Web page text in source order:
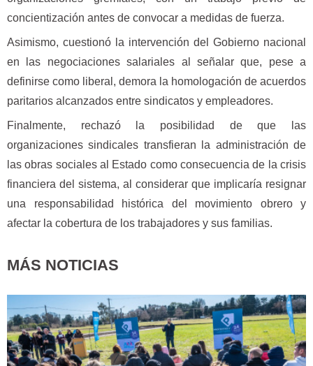
concientización antes de convocar a medidas de fuerza.
Asimismo, cuestionó la intervención del Gobierno nacional
en las negociaciones salariales al señalar que, pese a
definirse como liberal, demora la homologación de acuerdos
paritarios alcanzados entre sindicatos y empleadores.
Finalmente, rechazó la posibilidad de que las
organizaciones sindicales transfieran la administración de
las obras sociales al Estado como consecuencia de la crisis
financiera del sistema, al considerar que implicaría resignar
una responsabilidad histórica del movimiento obrero y
afectar la cobertura de los trabajadores y sus familias.
MÁS NOTICIAS